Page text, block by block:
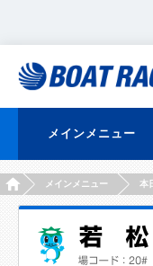
メインメニュー
HOMEメインメニュー 本